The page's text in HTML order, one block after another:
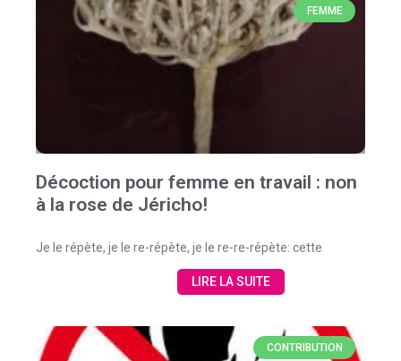
FEMME
Décoction pour femme en travail : non
à la rose de Jéricho!
Je le répète, je le re-répète, je le re-re-répète: cette
LIRE LA SUITE
CONTRIBUTION